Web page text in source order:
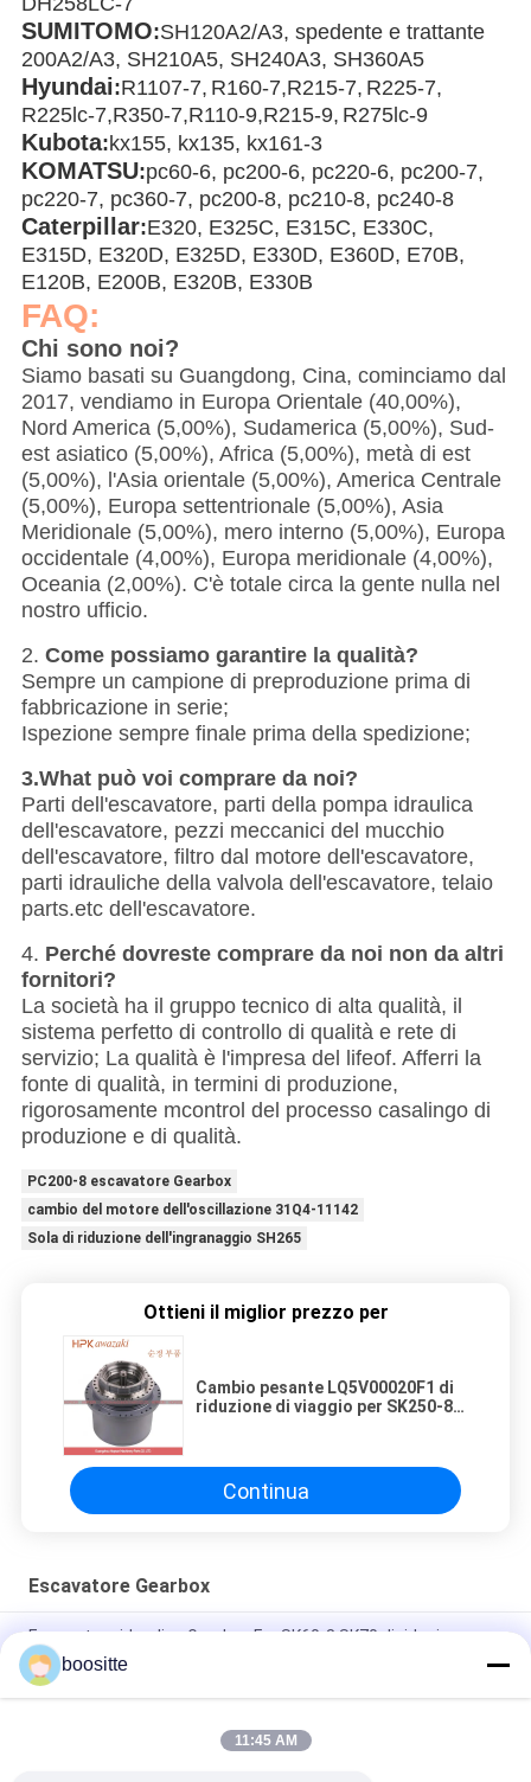
SUMITOMO:SH120A2/A3, spedente e trattante
200A2/A3, SH210A5, SH240A3, SH360A5
Hyundai:R1107-7, R160-7,R215-7, R225-7,
R225lc-7,R350-7,R110-9,R215-9, R275lc-9
Kubota:kx155, kx135, kx161-3
KOMATSU:pc60-6, pc200-6, pc220-6, pc200-7,
pc220-7, pc360-7, pc200-8, pc210-8, pc240-8
Caterpillar:E320, E325C, E315C, E330C,
E315D, E320D, E325D, E330D, E360D, E70B,
E120B, E200B, E320B, E330B
FAQ:
Chi sono noi?
Siamo basati su Guangdong, Cina, cominciamo dal
2017, vendiamo in Europa Orientale (40,00%),
Nord America (5,00%), Sudamerica (5,00%), Sud-
est asiatico (5,00%), Africa (5,00%), metà di est
(5,00%), l'Asia orientale (5,00%), America Centrale
(5,00%), Europa settentrionale (5,00%), Asia
Meridionale (5,00%), mero interno (5,00%), Europa
occidentale (4,00%), Europa meridionale (4,00%),
Oceania (2,00%). C'è totale circa la gente nulla nel
nostro ufficio.
2. Come possiamo garantire la qualità?
Sempre un campione di preproduzione prima di
fabbricazione in serie;
Ispezione sempre finale prima della spedizione;
3.What può voi comprare da noi?
Parti dell'escavatore, parti della pompa idraulica
dell'escavatore, pezzi meccanici del mucchio
dell'escavatore, filtro dal motore dell'escavatore,
parti idrauliche della valvola dell'escavatore, telaio
parts.etc dell'escavatore.
4. Perché dovreste comprare da noi non da altri
fornitori?
La società ha il gruppo tecnico di alta qualità, il
sistema perfetto di controllo di qualità e rete di
servizio; La qualità è l'impresa del lifeof. Afferri la
fonte di qualità, in termini di produzione,
rigorosamente mcontrol del processo casalingo di
produzione e di qualità.
PC200-8 escavatore Gearbox
cambio del motore dell'oscillazione 31Q4-11142
Sola di riduzione dell'ingranaggio SH265
Ottieni il miglior prezzo per
Cambio pesante LQ5V00020F1 di
riduzione di viaggio per SK250-8
Continua
Escavatore Gearbox
Escavatore idraulico Gearbox For SK60-8 SK70 di riduzione
SWE50 escavatore Swing Gear Box, cambio MSG-21P-11E
MSG-27P-18E del riduttore del motore
Escavatore Gearbox Swing Reducer di vuotamento per SG025
boositte
11:45 AM